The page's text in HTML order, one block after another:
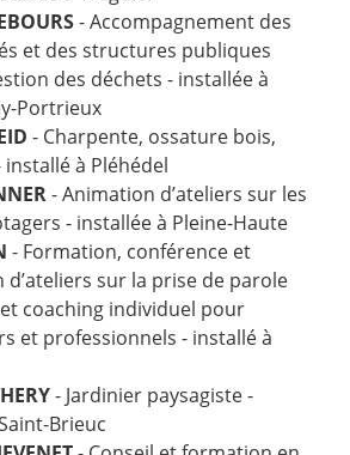
- Accompagnement des
et des structures publiques
des déchets - installée à
Portrieux
- Charpente, ossature bois,
à Pléhédel
- Animation d’ateliers sur les
- installée à Pleine-Haute
- Formation, conférence et
sur la prise de parole
coaching individuel pour
et professionnels - installé à
- Jardinier paysagiste -
Brieuc